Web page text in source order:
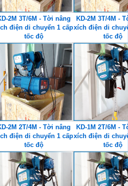
2M 3T/6M - Tời nâng
điện di chuyển 1 cấp
tốc độ
KD-2M 3T/4M -
xích điện di
tốc độ
2M 2T/4M - Tời nâng
điện di chuyển 1 cấp
tốc độ
KD-1M 2T/6M -
xích điện di
tốc độ